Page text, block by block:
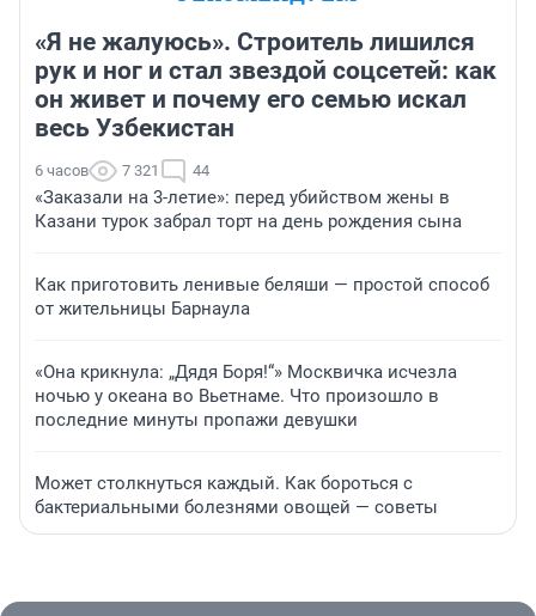
«Я не жалуюсь». Строитель лишился
рук и ног и стал звездой соцсетей: как
он живет и почему его семью искал
весь Узбекистан
6 часов 7 321 44
«Заказали на 3-летие»: перед убийством жены в
Казани турок забрал торт на день рождения сына
Как приготовить ленивые беляши — простой способ
от жительницы Барнаула
«Она крикнула: „Дядя Боря!“» Москвичка исчезла
ночью у океана во Вьетнаме. Что произошло в
последние минуты пропажи девушки
Может столкнуться каждый. Как бороться с
бактериальными болезнями овощей — советы